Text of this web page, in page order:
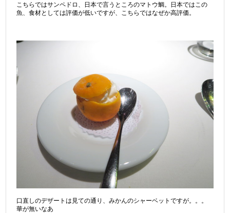
こちらではサンペドロ、日本で言うところのマトウ鯛。日本ではこの
魚、食材としては評価が低いですが、こちらではなぜか高評価。
口直しのデザートは見ての通り、みかんのシャーベットですが。。。
華が無いなあ